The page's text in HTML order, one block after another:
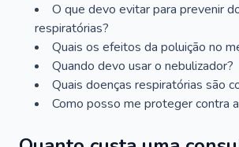
O que devo evitar para prevenir
respiratórias?
Quais os efeitos da poluição no
Quando devo usar o nebulizador?
Quais doenças respiratórias são
Como posso me proteger contra